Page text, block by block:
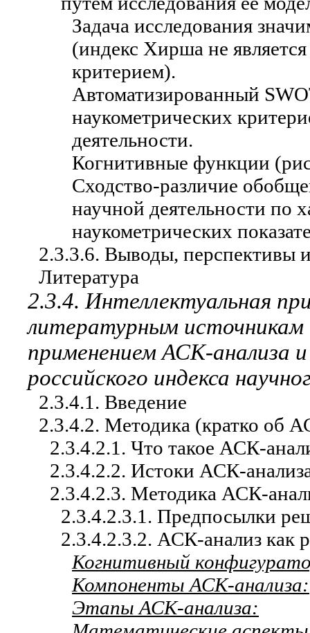
Задача исследования
(индекс Хирша не
критерием).
Автоматизированный
наукометрических
деятельности.
Когнитивные функции
Сходство-различие
научной деятельности по
наукометрических
2.3.3.6. Выводы, перспективы
Литература
2.3.4. Интеллектуальная
литературным источникам
применением АСК-анализа
российского индекса
2.3.4.1. Введение
2.3.4.2. Методика (кратко об
2.3.4.2.1. Что такое АСК-
2.3.4.2.2. Истоки АСК-
2.3.4.2.3. Методика АСК-
2.3.4.2.3.1. Предпосылки
2.3.4.2.3.2. АСК-анализ как
Когнитивный
Компоненты АСК-анализа:
Этапы АСК-анализа: